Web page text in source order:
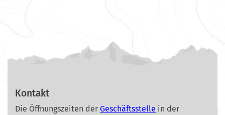
Kontakt
Die Öffnungszeiten der Geschäftsstelle in der